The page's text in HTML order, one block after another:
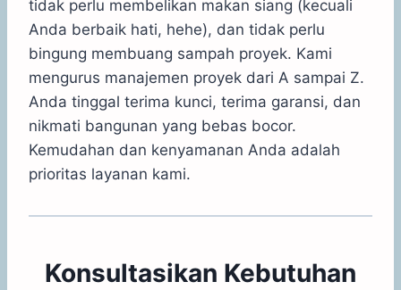
tidak perlu membelikan makan siang (kecuali
Anda berbaik hati, hehe), dan tidak perlu
bingung membuang sampah proyek. Kami
mengurus manajemen proyek dari A sampai Z.
Anda tinggal terima kunci, terima garansi, dan
nikmati bangunan yang bebas bocor.
Kemudahan dan kenyamanan Anda adalah
prioritas layanan kami.
Konsultasikan Kebutuhan